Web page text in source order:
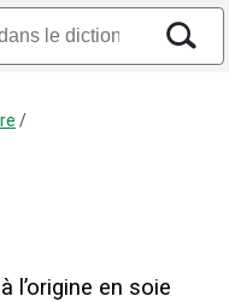
/
l’origine en soie